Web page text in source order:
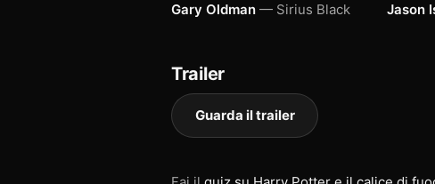
Gary Oldman — Sirius Black Jason
Trailer
Guarda il trailer